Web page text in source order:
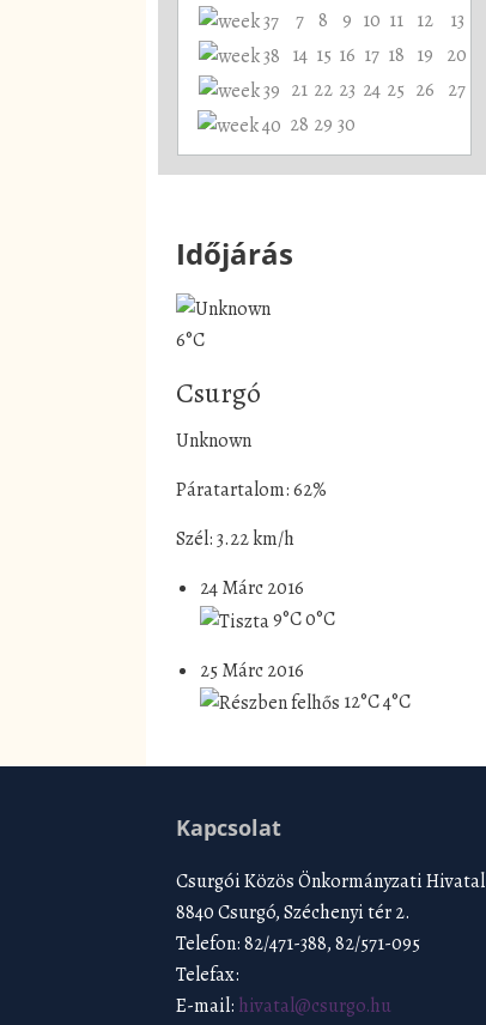
7 8 9 10 11 12
13
14 15 16 17 18 19 20
21 22 23 24 25 26 27
28 29 30
Időjárás
6°C
Csurgó
Unknown
Páratartalom: 62%
Szél: 3.22 km/h
24 Márc 2016
9°C0°C
25 Márc 2016
12°C4°C
Kapcsolat
Csurgói Közös Önkormányzati Hivatal
8840 Csurgó, Széchenyi tér 2.
Telefon: 82/471-388, 82/571-095
Telefax:
E-mail: hivatal@csurgo.hu